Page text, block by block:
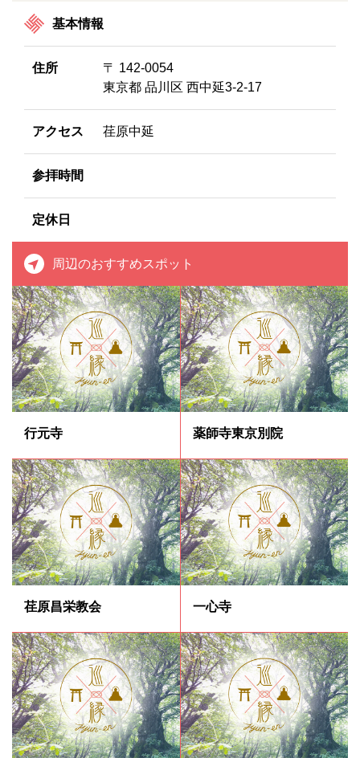
基本情報
住所
〒 142-0054
東京都 品川区 西中延3-2-17
アクセス 荏原中延
参拝時間
定休日
周辺のおすすめスポット
行元寺 薬師寺東京別院
荏原昌栄教会 一心寺